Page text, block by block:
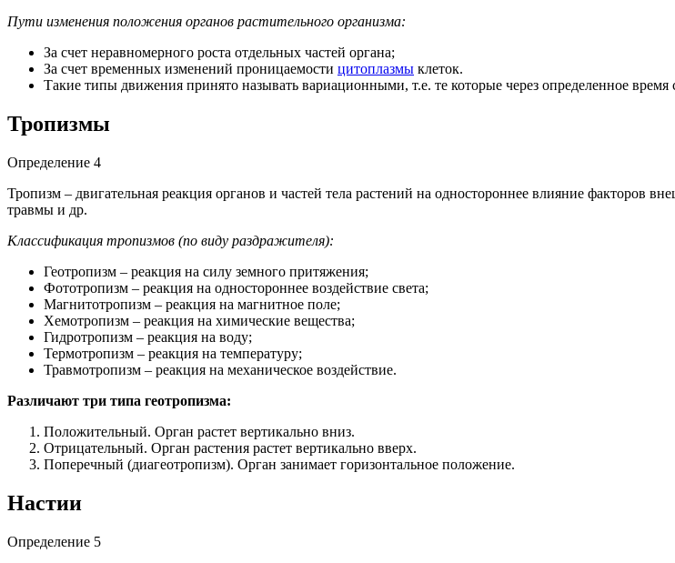
Пути изменения положения органов растительного организма:
За счет неравномерного роста отдельных частей органа;
За счет временных изменений проницаемости цитоплазмы клеток.
Такие типы движения принято называть вариационными, т.е. те которые через определенное
Тропизмы
Определение 4
Тропизм – двигательная реакция органов и частей тела растений на одностороннее влияние факторов
травмы и др.
Классификация тропизмов (по виду раздражителя):
Геотропизм – реакция на силу земного притяжения;
Фототропизм – реакция на одностороннее воздействие света;
Магнитотропизм – реакция на магнитное поле;
Хемотропизм – реакция на химические вещества;
Гидротропизм – реакция на воду;
Термотропизм – реакция на температуру;
Травмотропизм – реакция на механическое воздействие.
Различают три типа геотропизма:
Положительный. Орган растет вертикально вниз.
Отрицательный. Орган растения растет вертикально вверх.
Поперечный (диагеотропизм). Орган занимает горизонтальное положение.
Настии
Определение 5